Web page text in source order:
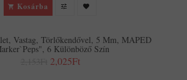
Kosárba
Vastag, Törlőkendővel, 5 Mm, MAPED
6 Különböző Szín
2,025Ft